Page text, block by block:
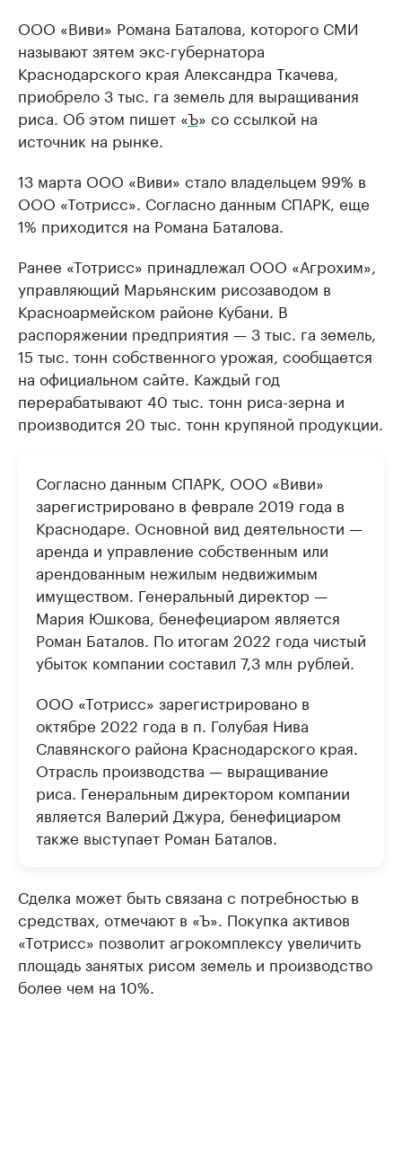
ООО «Виви» Романа Баталова, которого СМИ
называют зятем экс-губернатора
Краснодарского края Александра Ткачева,
приобрело 3 тыс. га земель для выращивания
риса. Об этом пишет «Ъ» со ссылкой на
источник на рынке.
13 марта ООО «Виви» стало владельцем 99% в
ООО «Тотрисс». Согласно данным СПАРК, еще
1% приходится на Романа Баталова.
Ранее «Тотрисс» принадлежал ООО «Агрохим»,
управляющий Марьянским рисозаводом в
Красноармейском районе Кубани. В
распоряжении предприятия — 3 тыс. га земель,
15 тыс. тонн собственного урожая, сообщается
на официальном сайте. Каждый год
перерабатывают 40 тыс. тонн риса-зерна и
производится 20 тыс. тонн крупяной продукции.
Согласно данным СПАРК, ООО «Виви»
зарегистрировано в феврале 2019 года в
Краснодаре. Основной вид деятельности —
аренда и управление собственным или
арендованным нежилым недвижимым
имуществом. Генеральный директор —
Мария Юшкова, бенефециаром является
Роман Баталов. По итогам 2022 года чистый
убыток компании составил 7,3 млн рублей.
ООО «Тотрисс» зарегистрировано в
октябре 2022 года в п. Голубая Нива
Славянского района Краснодарского края.
Отрасль производства — выращивание
риса. Генеральным директором компании
является Валерий Джура, бенефициаром
также выступает Роман Баталов.
Сделка может быть связана с потребностью в
средствах, отмечают в «Ъ». Покупка активов
«Тотрисс» позволит агрокомплексу увеличить
площадь занятых рисом земель и производство
более чем на 10%.